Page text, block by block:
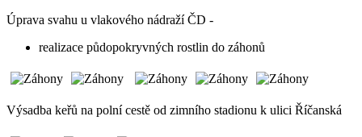
Úprava svahu u vlakového nádraží ČD -
realizace půdopokryvných rostlin do záhonů
Výsadba keřů na polní cestě od zimního stadionu k ulici Říčanská